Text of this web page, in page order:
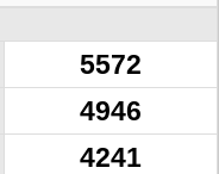
5572
4946
4241